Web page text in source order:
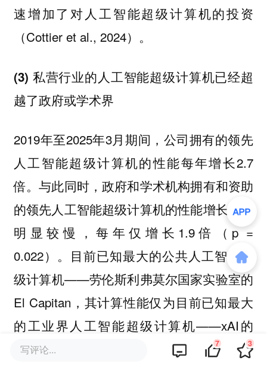
速增加了对人工智能超级计算机的投资
（Cottier et al., 2024）。
(3) 私营行业的人工智能超级计算机已经超
越了政府或学术界
2019年至2025年3月期间，公司拥有的领先
人工智能超级计算机的性能每年增长2.7
倍。与此同时，政府和学术机构拥有和资助
的领先人工智能超级计算机的性能增长速度
明显较慢，每年仅增长1.9倍（p =
0.022）。目前已知最大的公共人工智能超
级计算机——劳伦斯利弗莫尔国家实验室的
El Capitan，其计算性能仅为目前已知最大
的工业界人工智能超级计算机——xAI的
Colossus的22%。我们将在4.4节讨论这种
写评论... 7 3